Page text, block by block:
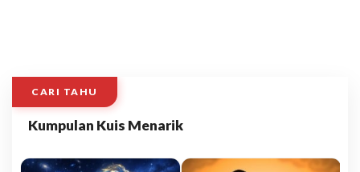
CARI TAHU
Kumpulan Kuis Menarik